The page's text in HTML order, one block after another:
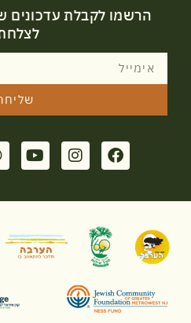
הרשמו לקבלת עדכונים